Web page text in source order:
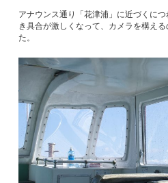
アナウンス通り「花津浦」に近づくに
き具合が激しくなって、カメラを構え
た。